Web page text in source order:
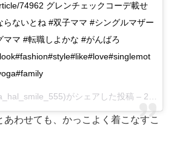
74962 グレンチェックコーデ載せ
ないとね #双子ママ #シングルマザー
マ #転職しよかな #がんばろ
がシェアした投稿 – 2017 10月 21 9:42午後 PDT
わせても、かっこよく着こなすこ